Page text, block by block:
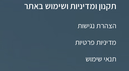
תקנון ומדיניות ושימוש באתר
הצהרת נגישות
מדיניות פרטיות
תנאי שימוש